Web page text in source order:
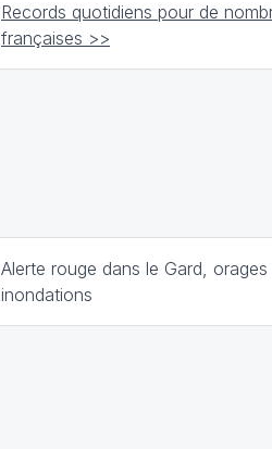
Records quotidiens pour de
françaises >>
Alerte rouge dans le Gard,
inondations